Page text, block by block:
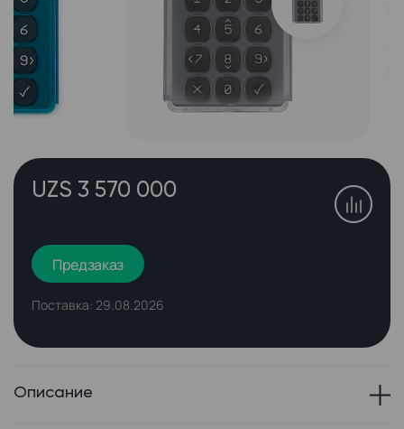
Описание
UZS 3 570 000
Предзаказ
Поставка: 29.08.2026